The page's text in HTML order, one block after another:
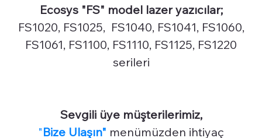
Ecosys "FS" model lazer yazıcılar;
FS1020, FS1025, FS1040, FS1041, FS1060,
FS1061, FS1100, FS1110, FS1125, FS1220
serileri
Sevgili üye müşterilerimiz,
"Bize Ulaşın" menümüzden ihtiyaç